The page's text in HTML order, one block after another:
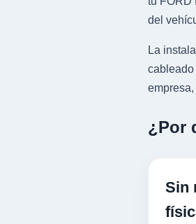
del
La
cableado
¿Por
Sin